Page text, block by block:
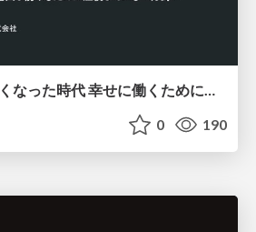
作るコストが小さくなった時代 幸せに働くために改めて考えたいこと 〜エンジニアとして価値を出し続けるために注視している二分野〜
0 190